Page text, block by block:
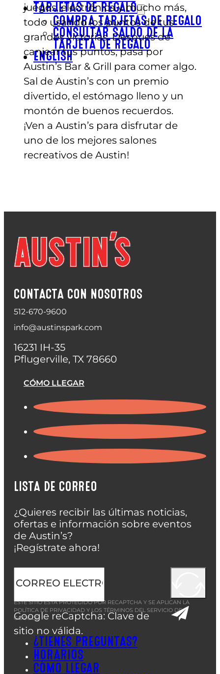
TARJETAS DE REGALO
COMPRA TARJETAS DE REGALO
CONSULTAR SALDO DE LA
TARJETA DE REGALO
ENGLISH
juegos, electrónica y mucho más,
todo usando los puntos de tus
grandes victorias. Después de
canjear tus puntos, pasa por
Austin’s Bar & Grill para comer algo.
Sal de Austin’s con un premio
divertido, el estómago lleno y un
montón de buenos recuerdos.
¡Ven a Austin’s para disfrutar de
uno de los mejores salones
recreativos de Austin!
CONTACTA CON NOSOTROS
512-670-9600
info@austinspark.com
16231 IH-35
Pflugerville, TX 78660
CÓMO LLEGAR
LISTA DE CORREO
¿Quieres recibir las últimas noticias,
ofertas e información sobre eventos
de Austin’s?
¡Regístrate ahora!
Google reCaptcha: Clave de
sitio no válida.
ESTE SITIO ESTÁ PROTEGIDO POR RECAPTCHA Y SE APLICAN LA
POLÍTICA DE PRIVACIDAD Y LOS TÉRMINOS DEL SERVICIO DE
GOOGLE.
¿TIENES PREGUNTAS?
HORARIOS
CÓMO LLEGAR